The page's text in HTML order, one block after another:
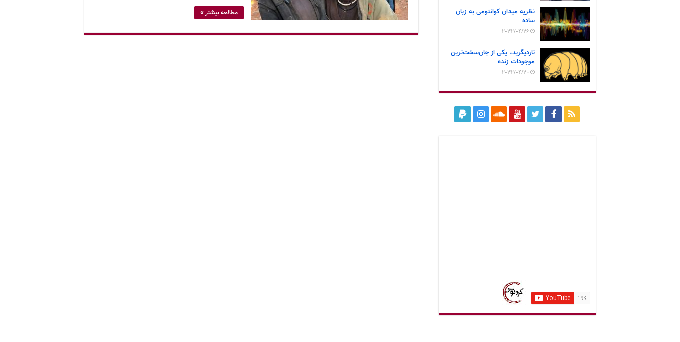
مطالعه بیشتر »
نظریه میدان کوانتومی به زبان
ساده
2022/04/26
تاردیگرید، یکی از جان‌سخت‌ترین
موجودات زنده
2022/04/20